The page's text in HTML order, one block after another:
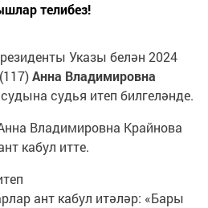
телибез!
Указы белән 2024
Анна Владимировна
судья итеп билгеләнде.
Владимировна Крайнова
кабул итте.
ант кабул итәләр: «Бары